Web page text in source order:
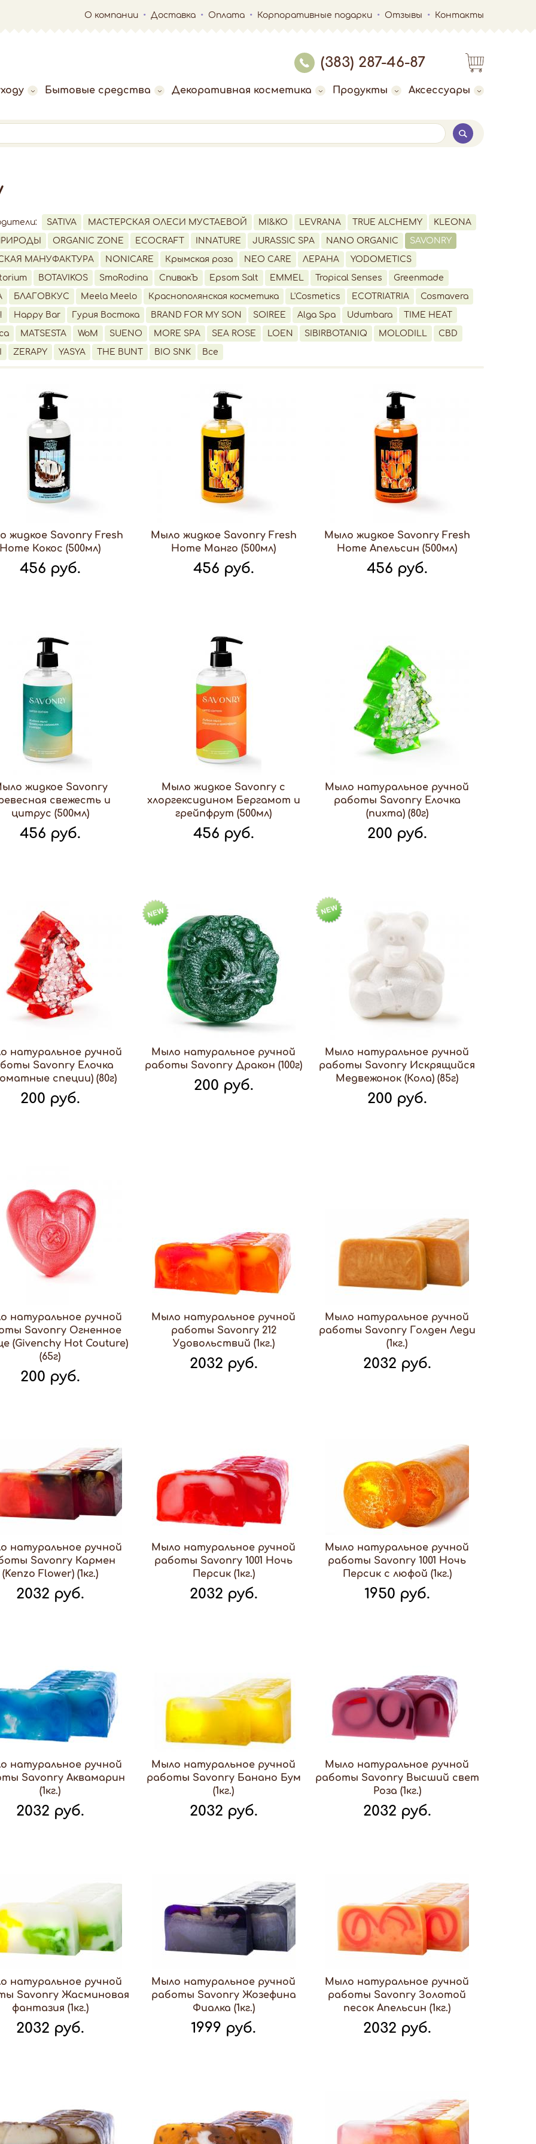
О компании Доставка Оплата Корпоративные подарки Отзывы Контакты
(383) 287-46-87
Бытовые средства Декоративная косметика Продукты Аксессуары
SATIVA МАСТЕРСКАЯ ОЛЕСИ МУСТАЕВОЙ MI&KO LEVRANA TRUE ALCHEMY KLEONA
ORGANIC ZONE ECOCRAFT INNATURE JURASSIC SPA NANO ORGANIC SAVONRY
МАНУФАКТУРА NONICARE Крымская роза NEO CARE ЛЕРАНА YODOMETICS
BOTAVIKOS SmoRodina СпивакЪ Epsom Salt EMMEL Tropical Senses Greenmade
БЛАГОВКУС Meela Meelo Краснополянская косметика L'Cosmetics ECOTRIATRIA Cosmavera
Happy Bar Гурия Востока BRAND FOR MY SON SOIREE Alga Spa Udumbara TIME HEAT
MATSESTA WoM SUENO MORE SPA SEA ROSE LOEN SIBIRBOTANIQ MOLODILL CBD
ZERAPY YASYA THE BUNT BIO SNK Все
жидкое Savonry Fresh
Home Кокос (500мл)
456 руб.
Мыло жидкое Savonry Fresh
Home Манго (500мл)
456 руб.
Мыло жидкое Savonry Fresh
Home Апельсин (500мл)
456 руб.
жидкое Savonry
свежесть и
цитрус (500мл)
456 руб.
Мыло жидкое Savonry с
хлоргексидином Бергамот и
грейпфрут (500мл)
456 руб.
Мыло натуральное ручной
работы Savonry Елочка
(пихта) (80г)
200 руб.
натуральное ручной
Savonry Елочка
специи) (80г)
200 руб.
Мыло натуральное ручной
работы Savonry Дракон (100г)
200 руб.
Мыло натуральное ручной
работы Savonry Искрящийся
Медвежонок (Кола) (85г)
200 руб.
натуральное ручной
Savonry Огненное
(Givenchy Hot Couture)
(65г)
200 руб.
Мыло натуральное ручной
работы Savonry 212
Удовольствий (1кг.)
2032 руб.
Мыло натуральное ручной
работы Savonry Голден Леди
(1кг.)
2032 руб.
натуральное ручной
Savonry Кармен
(Kenzo Flower) (1кг.)
2032 руб.
Мыло натуральное ручной
работы Savonry 1001 Ночь
Персик (1кг.)
2032 руб.
Мыло натуральное ручной
работы Savonry 1001 Ночь
Персик с люфой (1кг.)
1950 руб.
натуральное ручной
Savonry Аквамарин
(1кг.)
2032 руб.
Мыло натуральное ручной
работы Savonry Банано Бум
(1кг.)
2032 руб.
Мыло натуральное ручной
работы Savonry Высший свет
Роза (1кг.)
2032 руб.
натуральное ручной
Savonry Жасминовая
фантазия (1кг.)
2032 руб.
Мыло натуральное ручной
работы Savonry Жозефина
Фиалка (1кг.)
1999 руб.
Мыло натуральное ручной
работы Savonry Золотой
песок Апельсин (1кг.)
2032 руб.